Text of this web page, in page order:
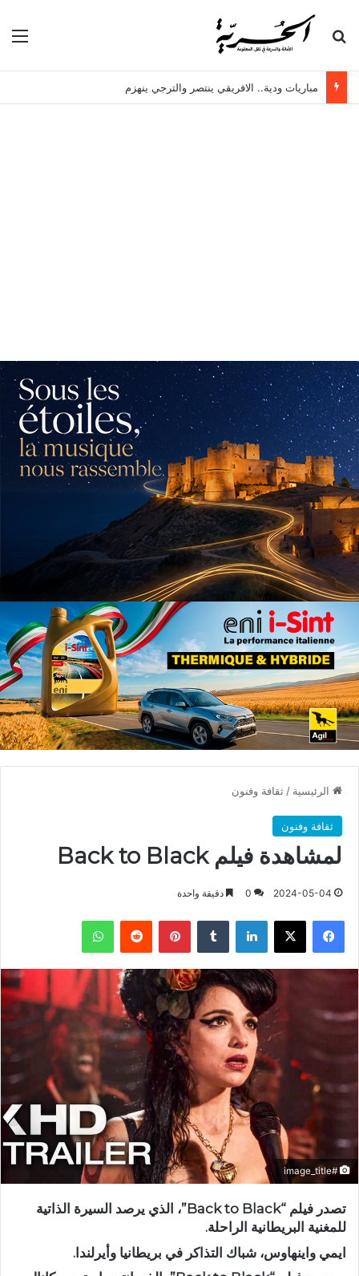
بحث عن
مباريات ودية.. الافريقي ينتصر والترجي ينهزم
الرئيسية / ثقافة وفنون
ثقافة وفنون
لمشاهدة فيلم Back to Black
2024-05-04
0 دقيقة واحدة
فيسبوك X لينكدإن بينتيريست واتساب
#image_title
تصدر فيلم “Back to Black”، الذي يرصد السيرة الذاتية
للمغنية البريطانية الراحلة.
ايمي واينهاوس، شباك التذاكر في بريطانيا وأيرلندا.